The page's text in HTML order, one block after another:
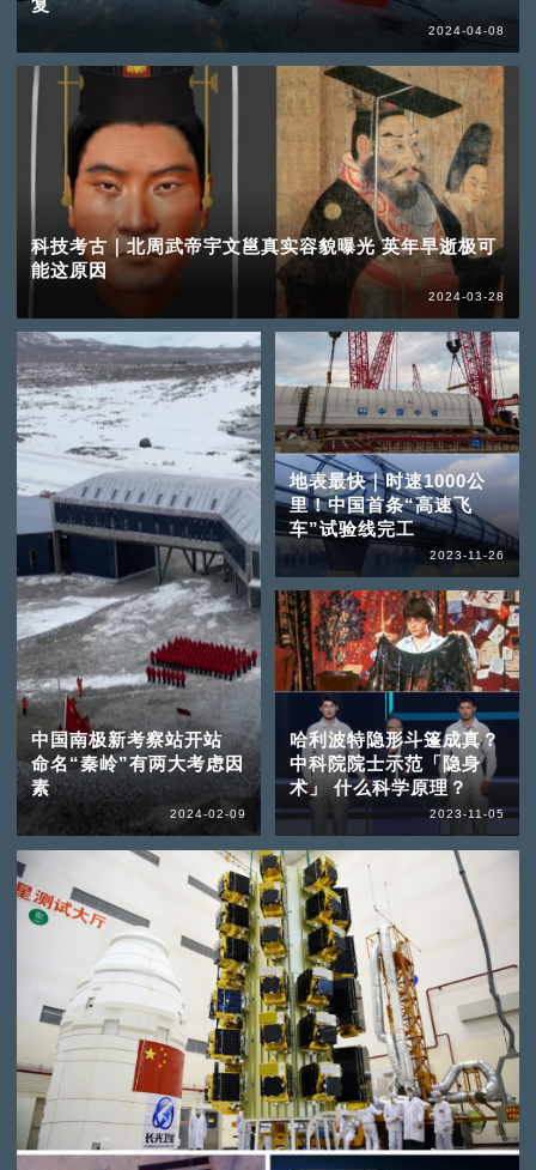
2024-04-08
科技考古｜北周武帝宇文邕真实容貌曝光 英年早逝极可
能这原因
2024-03-28
中国南极新考察站开站
命名“秦岭”有两大考虑因
素
2024-02-09
地表最快｜时速1000公
里！中国首条“高速飞
车”试验线完工
2023-11-26
哈利波特隐形斗篷成真？
中科院院士示范「隐身
术」 什么科学原理？
2023-11-05